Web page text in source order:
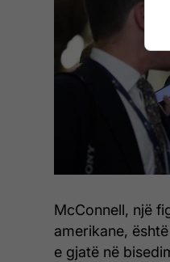
McConnell, një
amerikane,
e gjatë në